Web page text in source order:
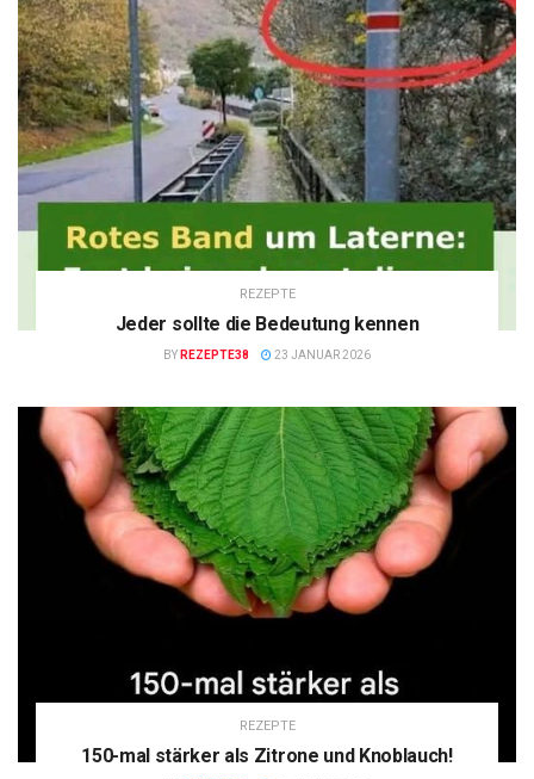
REZEPTE
Jeder sollte die Bedeutung kennen
BY REZEPTE38 23 JANUAR 2026
REZEPTE
150-mal stärker als Zitrone und Knoblauch!